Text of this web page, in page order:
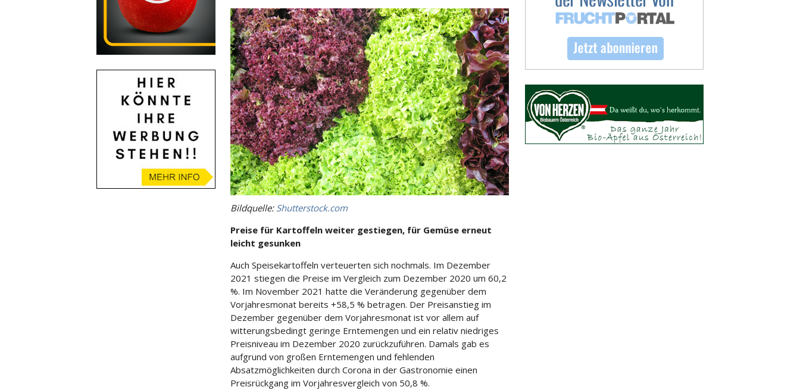
Bildquelle: Shutterstock.com
Preise für Kartoffeln weiter gestiegen, für Gemüse erneut
leicht gesunken
Auch Speisekartoffeln verteuerten sich nochmals. Im Dezember
2021 stiegen die Preise im Vergleich zum Dezember 2020 um 60,2
%. Im November 2021 hatte die Veränderung gegenüber dem
Vorjahresmonat bereits +58,5 % betragen. Der Preisanstieg im
Dezember gegenüber dem Vorjahresmonat ist vor allem auf
witterungsbedingt geringe Erntemengen und ein relativ niedriges
Preisniveau im Dezember 2020 zurückzuführen. Damals gab es
aufgrund von großen Erntemengen und fehlenden
Absatzmöglichkeiten durch Corona in der Gastronomie einen
Preisrückgang im Vorjahresvergleich von 50,8 %.